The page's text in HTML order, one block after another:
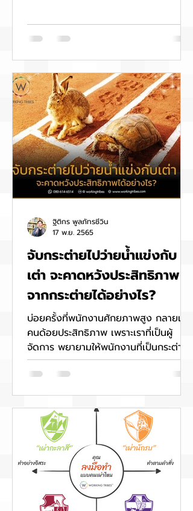
จับกระต่ายไปว่ายน้ำแข่งกับ
เต่า จะคาดหวังประสิทธิภาพ
จากกระต่ายได้อย่างไร?
บ่อยครั้งที่พนักงานศักยภาพสูง กลายเป็น
คนด้อยประสิทธิภาพ เพราะเราที่เป็นผู้
จัดการ พยายามให้พนักงานที่เป็นกระต่าย
ไปว่ายน้ำแข่งกับเต่า
ฐิติกร พูลภัทรชีวิน
17 พ.ย. 2565